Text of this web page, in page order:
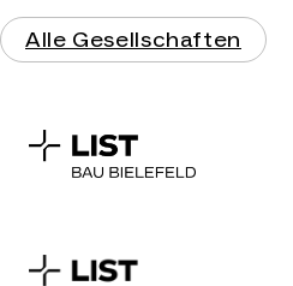
Alle Gesellschaften